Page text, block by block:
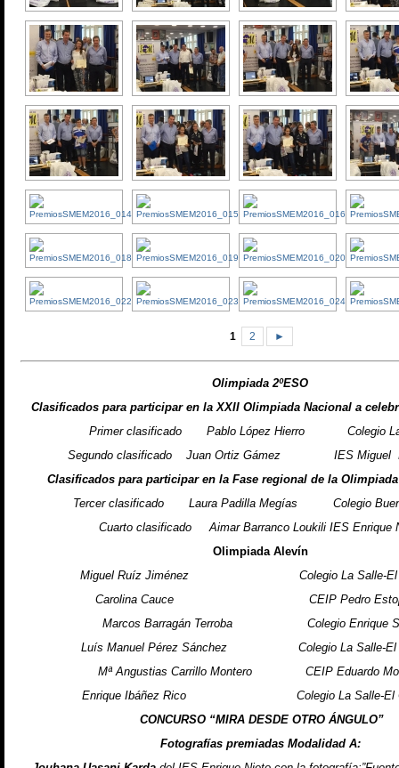
1 2 ►
Olimpiada 2ºESO
Clasificados para participar en la XXII Olimpiada Nacional a
Primer clasificado Pablo López Hierro Colegio La
Segundo clasificado Juan Ortiz Gámez IES Miguel
Clasificados para participar en la Fase regional de la
Tercer clasificado Laura Padilla Megías Colegio Buen
Cuarto clasificado Aimar Barranco Loukili IES Enrique
Olimpiada Alevín
Miguel Ruíz Jiménez Colegio La Salle-El
Carolina Cauce CEIP Pedro
Marcos Barragán Terroba Colegio Enrique
Luís Manuel Pérez Sánchez Colegio La Salle-El
Mª Angustias Carrillo Montero CEIP Eduardo
Enrique Ibáñez Rico Colegio La Salle-El
CONCURSO “MIRA DESDE OTRO ÁNGULO”
Fotografías premiadas Modalidad A: